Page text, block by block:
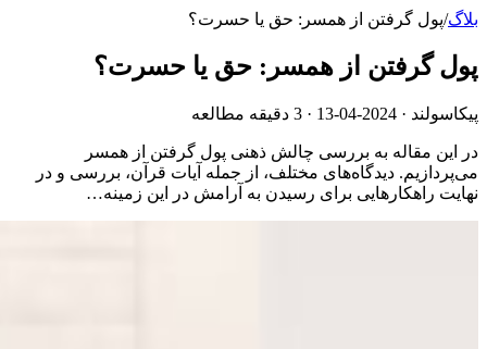
بلاگ/پول گرفتن از همسر: حق یا حسرت؟
پول گرفتن از همسر: حق یا حسرت؟
پیکاسولند · 2024-04-13 · 3 دقیقه مطالعه
در این مقاله به بررسی چالش ذهنی پول گرفتن از همسر
می‌پردازیم. دیدگاه‌های مختلف، از جمله آیات قرآن، بررسی و در
نهایت راهکارهایی برای رسیدن به آرامش در این زمینه…